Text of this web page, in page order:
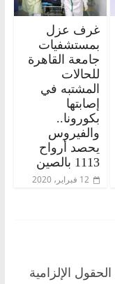
غرف عزل
بمستشفيات
جامعة القاهرة
للحالات
المشتبه في
إصابتها
بكورونا..
والفيروس
يحصد أرواح
1113 بالصين
12 فبراير، 2020
الحقول الإلزامية